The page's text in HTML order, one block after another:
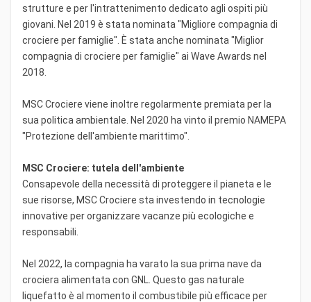
strutture e per l'intrattenimento dedicato agli ospiti più
giovani. Nel 2019 è stata nominata "Migliore compagnia di
crociere per famiglie". È stata anche nominata "Miglior
compagnia di crociere per famiglie" ai Wave Awards nel
2018.
MSC Crociere viene inoltre regolarmente premiata per la
sua politica ambientale. Nel 2020 ha vinto il premio NAMEPA
"Protezione dell'ambiente marittimo".
MSC Crociere: tutela dell'ambiente
Consapevole della necessità di proteggere il pianeta e le
sue risorse, MSC Crociere sta investendo in tecnologie
innovative per organizzare vacanze più ecologiche e
responsabili.
Nel 2022, la compagnia ha varato la sua prima nave da
crociera alimentata con GNL. Questo gas naturale
liquefatto è al momento il combustibile più efficace per